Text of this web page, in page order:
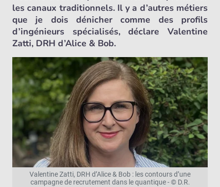
les canaux traditionnels. Il y a d’autres métiers
que je dois dénicher comme des profils
d’ingénieurs spécialisés, déclare Valentine
Zatti, DRH d’Alice & Bob.
Valentine Zatti, DRH d’Alice & Bob : les contours d’une
campagne de recrutement dans le quantique - © D.R.